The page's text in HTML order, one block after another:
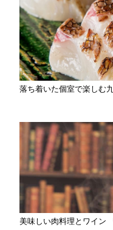
落ち着いた個室で楽しむ
美味しい肉料理とワイン